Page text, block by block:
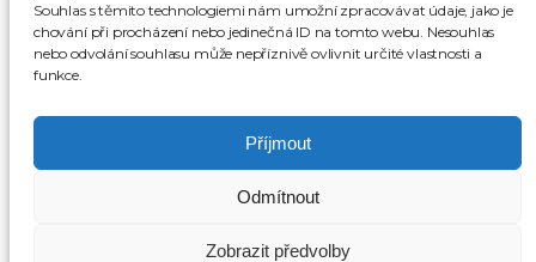
Souhlas s těmito technologiemi nám umožní zpracovávat údaje, jako je
chování při procházení nebo jedinečná ID na tomto webu. Nesouhlas
nebo odvolání souhlasu může nepříznivě ovlivnit určité vlastnosti a
funkce.
Příjmout
Odmítnout
Zobrazit předvolby
ODBĚR NOVINEK
Celkem návštěv:499 820